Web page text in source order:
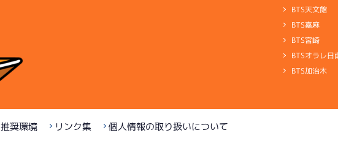
BTS天文館
BTS嘉麻
BTS宮崎
BTSオラレ日
BTS加治木
推奨環境 リンク集 個人情報の取り扱いについて